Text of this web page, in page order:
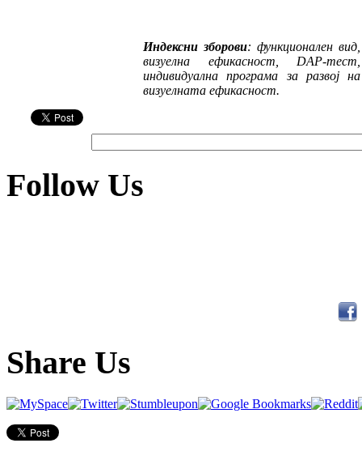
Индексни зборови: функционален вид,
визуелна ефикасност,
DAP-тест,
индивидуална програма
за развој на
визуелната ефикасност.
Follow Us
Share Us